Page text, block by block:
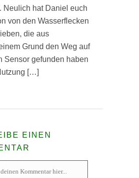
Neulich hat Daniel euch
von den Wasserflecken
die aus
Grund den Weg auf
Sensor gefunden haben
[…]
EINEN